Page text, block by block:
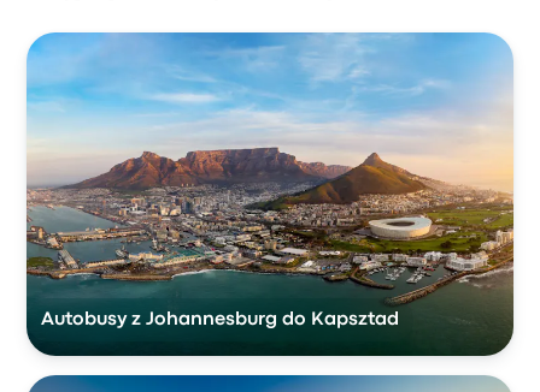
Autobusy z Johannesburg do Kapsztad